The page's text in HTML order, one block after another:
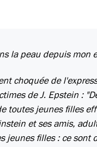
la peau depuis mon
choquée de
de J. Epstein :
toutes jeunes filles
et ses amis,
jeunes filles : ce sont